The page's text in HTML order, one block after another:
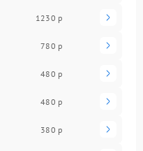
1230 р
780 р
480 р
480 р
380 р